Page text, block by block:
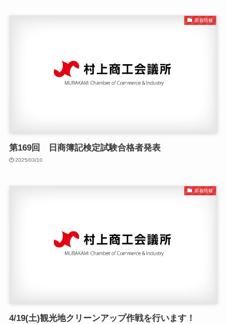
新着情報
第169回 日商簿記検定試験合格者発表
2025/03/10
新着情報
4/19(土)観光地クリーンアップ作戦を行います！